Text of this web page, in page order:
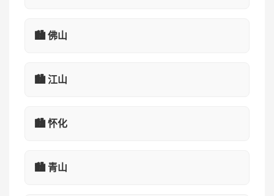
🏙️ 佛山
🏙️ 江山
🏙️ 怀化
🏙️ 青山